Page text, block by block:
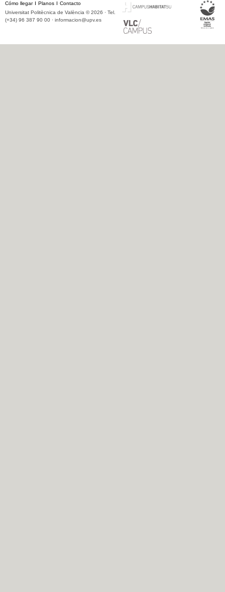
Cómo llegar Planos
Contacto
Universitat Politècnica de València © 2026 · Tel.
(+34) 96 387 90 00 · informacion@upv.es